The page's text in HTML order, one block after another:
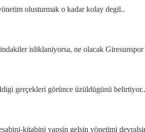
olusturmak o kadar kolay degil..
isliklaniyorsa, ne olacak
gerçekleri görünce üzüldügünü belirtiyor..
kitabini yapsin gelsin yönetimi